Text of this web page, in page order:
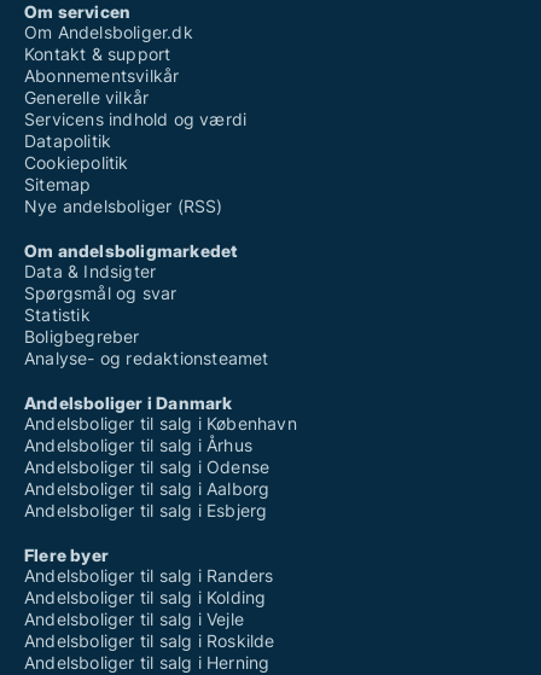
Om servicen
Om Andelsboliger.dk
Kontakt & support
Abonnementsvilkår
Generelle vilkår
Servicens indhold og værdi
Datapolitik
Cookiepolitik
Sitemap
Nye andelsboliger (RSS)
Om andelsboligmarkedet
Data & Indsigter
Spørgsmål og svar
Statistik
Boligbegreber
Analyse- og redaktionsteamet
Andelsboliger i Danmark
Andelsboliger til salg i København
Andelsboliger til salg i Århus
Andelsboliger til salg i Odense
Andelsboliger til salg i Aalborg
Andelsboliger til salg i Esbjerg
Flere byer
Andelsboliger til salg i Randers
Andelsboliger til salg i Kolding
Andelsboliger til salg i Vejle
Andelsboliger til salg i Roskilde
Andelsboliger til salg i Herning